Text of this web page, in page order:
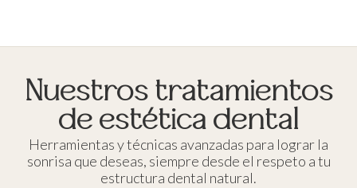
Nuestros tratamientos
de estética dental
Herramientas y técnicas avanzadas para lograr la
sonrisa que deseas, siempre desde el respeto a tu
estructura dental natural.